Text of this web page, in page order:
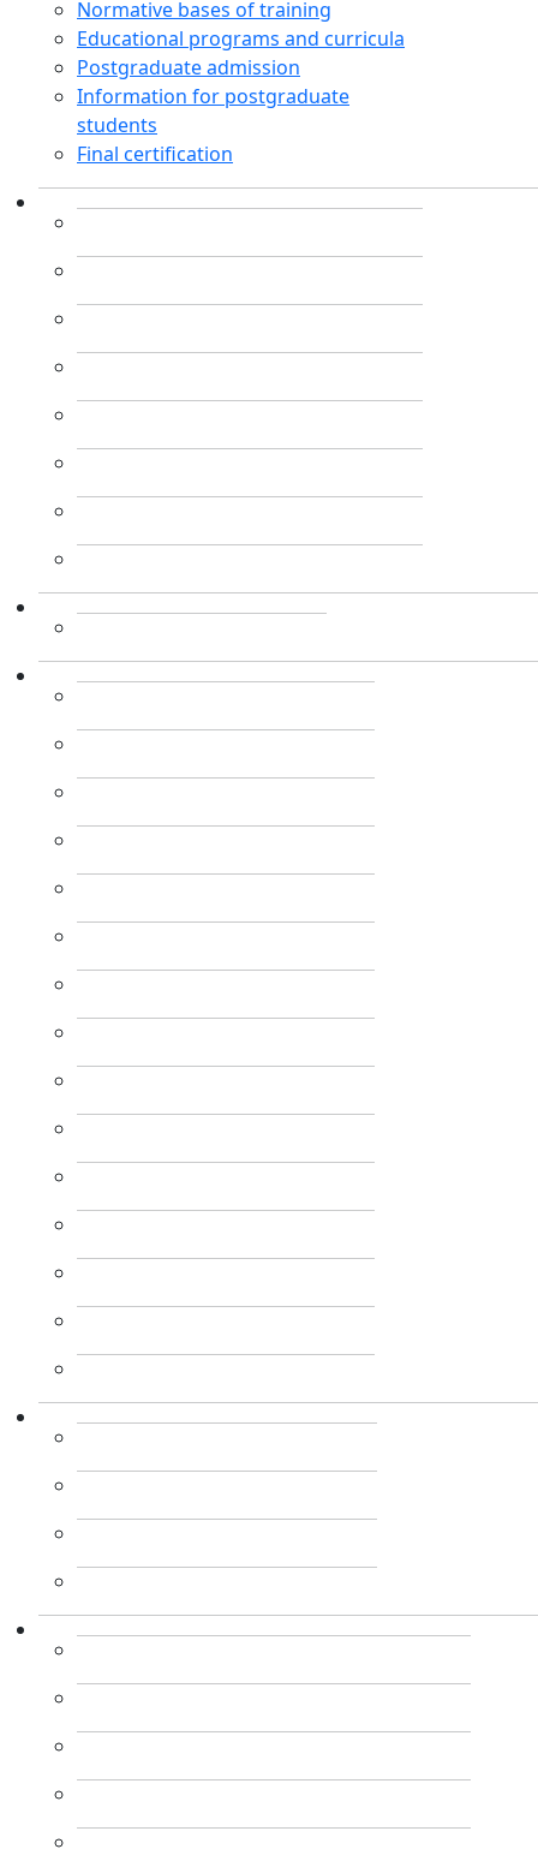
Normative bases of training
Educational programs and curricula
Postgraduate admission
Information for postgraduate
students
Final certification